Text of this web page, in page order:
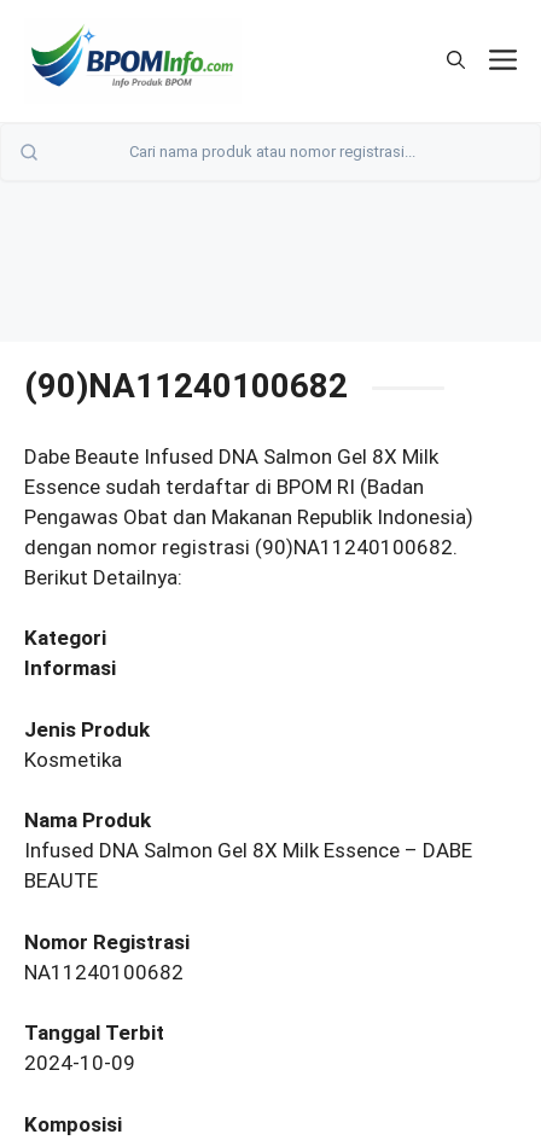
(90)NA11240100682
Dabe Beaute Infused DNA Salmon Gel 8X Milk
Essence sudah terdaftar di BPOM RI (Badan
Pengawas Obat dan Makanan Republik Indonesia)
dengan nomor registrasi (90)NA11240100682.
Berikut Detailnya:
Kategori
Informasi
Jenis Produk
Kosmetika
Nama Produk
Infused DNA Salmon Gel 8X Milk Essence – DABE
BEAUTE
Nomor Registrasi
NA11240100682
Tanggal Terbit
2024-10-09
Komposisi